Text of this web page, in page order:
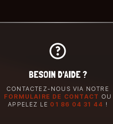
BESOIN D'AIDE ?
CONTACTEZ-NOUS VIA NOTRE
FORMULAIRE DE CONTACT OU
APPELEZ LE 01 86 04 31 44 !